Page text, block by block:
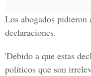
Los abogados pidieron
declaraciones.
'Debido a que estas
políticos que son